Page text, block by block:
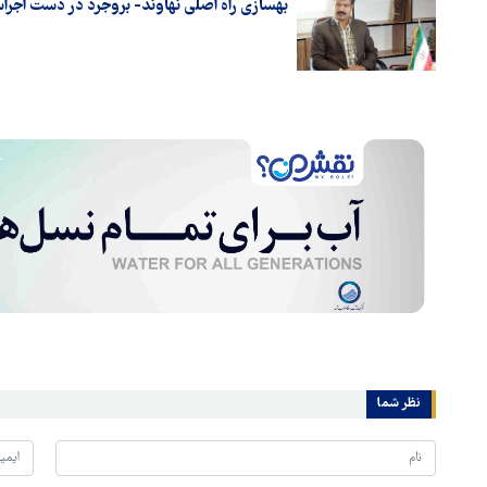
بهسازی راه اصلی نهاوند- بروجرد در دست
نظر شما